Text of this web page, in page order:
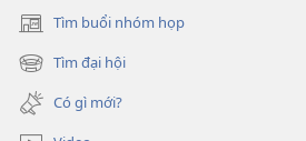
Tìm buổi nhóm họp
(mở
cửa
sổ
mới)
Tìm đại hội
(mở
cửa
sổ
mới)
Có gì mới?